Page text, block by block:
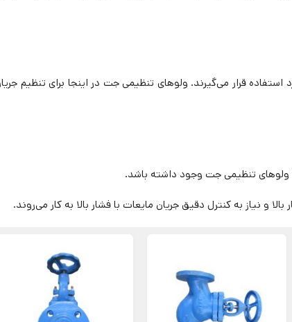
قرار می‌گیرند. ولوهای تنظیمی جت در اینجا برای تنظیم
ولوهای تنظیمی جت وجود داشته باشد.
و نیاز به کنترل دقیق جریان مایعات با فشار بالا به کار می‌روند.